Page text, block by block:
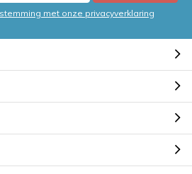
met onze privacyverklaring